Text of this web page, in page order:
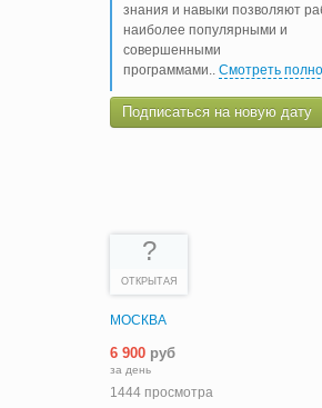
знания и навыки позволяют
наиболее популярными и
совершенными
программами.. Смотреть
Подписаться на новую дату
?
ОТКРЫТАЯ
МОСКВА
6 900 руб
за день
1444 просмотра